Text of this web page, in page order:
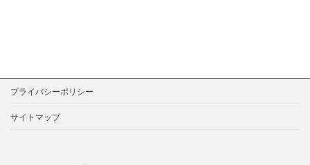
プライバシーポリシー
サイトマップ